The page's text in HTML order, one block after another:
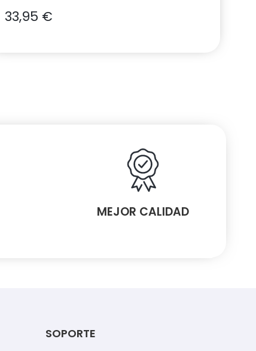
33,95 €
MEJOR CALIDAD
SOPORTE